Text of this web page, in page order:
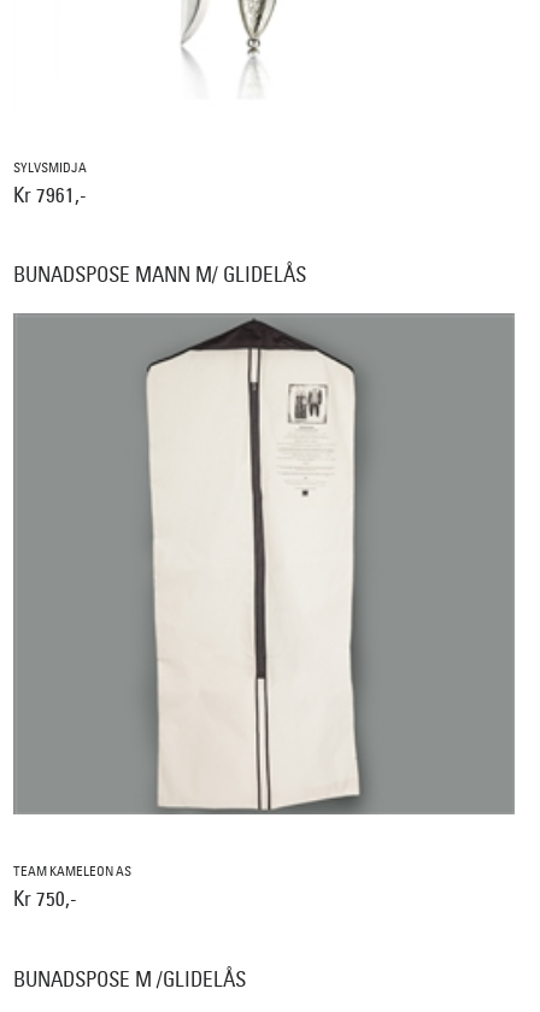
SYLVSMIDJA
Kr 7961,-
BUNADSPOSE MANN M/ GLIDELÅS
TEAM KAMELEON AS
Kr 750,-
BUNADSPOSE M /GLIDELÅS